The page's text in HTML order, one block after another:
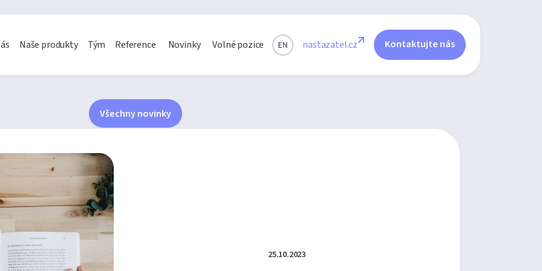
Naše produkty Tým Reference Novinky Volné pozice nastazatel.cz Kontaktujte nás
Všechny novinky
25.10.2023